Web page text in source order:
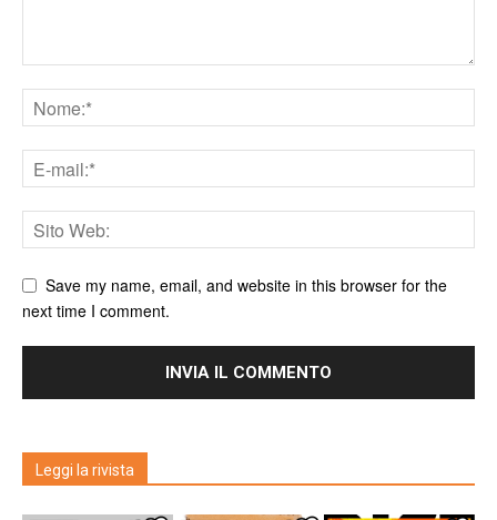
Save my name, email, and website in this browser for the
next time I comment.
Leggi la rivista